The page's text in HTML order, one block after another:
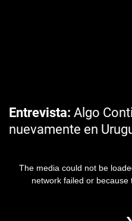
Entrevista Algo
nuevamente en
The media could not be
network failed or because